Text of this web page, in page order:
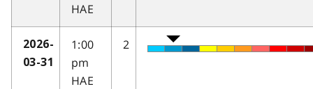
HAE
2026-
03-31
1:00
pm
HAE
2